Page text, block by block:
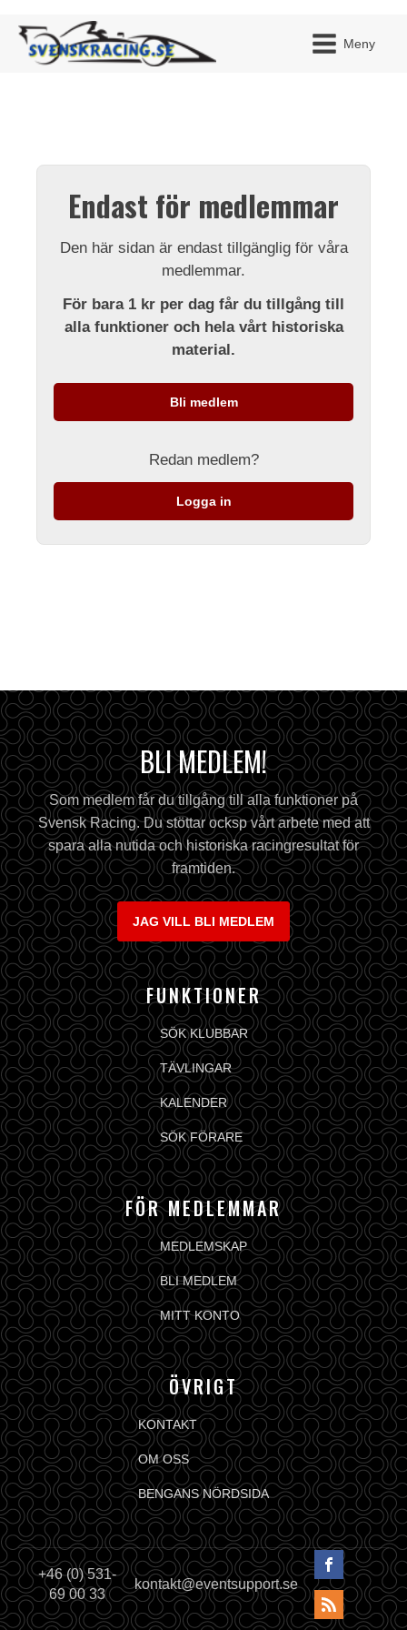
Meny
Endast för medlemmar
Den här sidan är endast tillgänglig för våra
medlemmar.
För bara 1 kr per dag får du tillgång till
alla funktioner och hela vårt historiska
material.
Bli medlem
Redan medlem?
Logga in
BLI MEDLEM!
Som medlem får du tillgång till alla funktioner på
Svensk Racing. Du stöttar ocksp vårt arbete med att
spara alla nutida och historiska racingresultat för
framtiden.
JAG VILL BLI MEDLEM
FUNKTIONER
SÖK KLUBBAR
TÄVLINGAR
KALENDER
SÖK FÖRARE
FÖR MEDLEMMAR
MEDLEMSKAP
BLI MEDLEM
MITT KONTO
ÖVRIGT
KONTAKT
OM OSS
BENGANS NÖRDSIDA
+46 (0) 531-
69 00 33
kontakt@eventsupport.se